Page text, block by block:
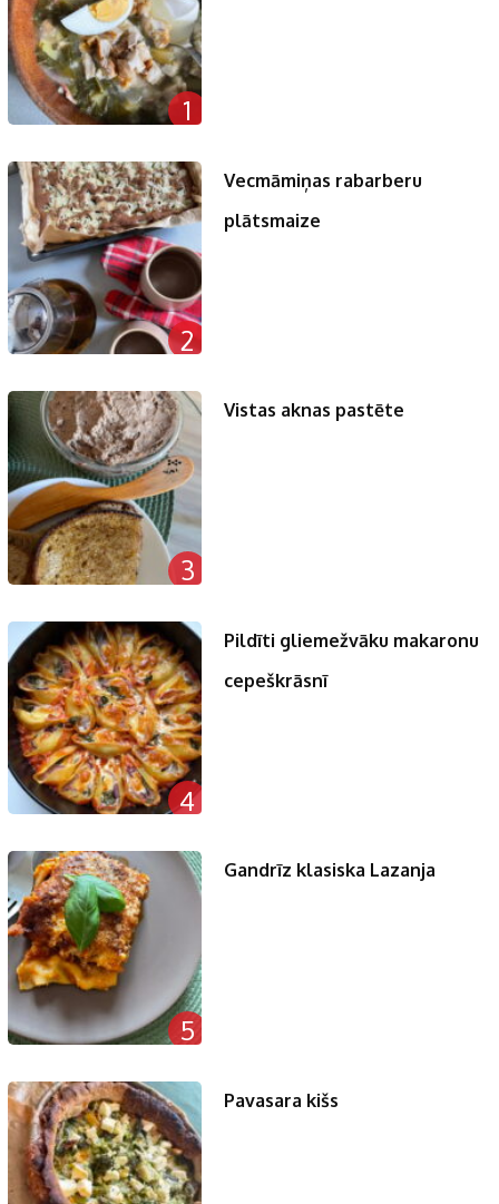
1
2
Vecmāmiņas rabarberu
plātsmaize
3
Vistas aknas pastēte
4
Pildīti gliemežvāku makaronu
cepeškrāsnī
5
Gandrīz klasiska Lazanja
Pavasara kišs